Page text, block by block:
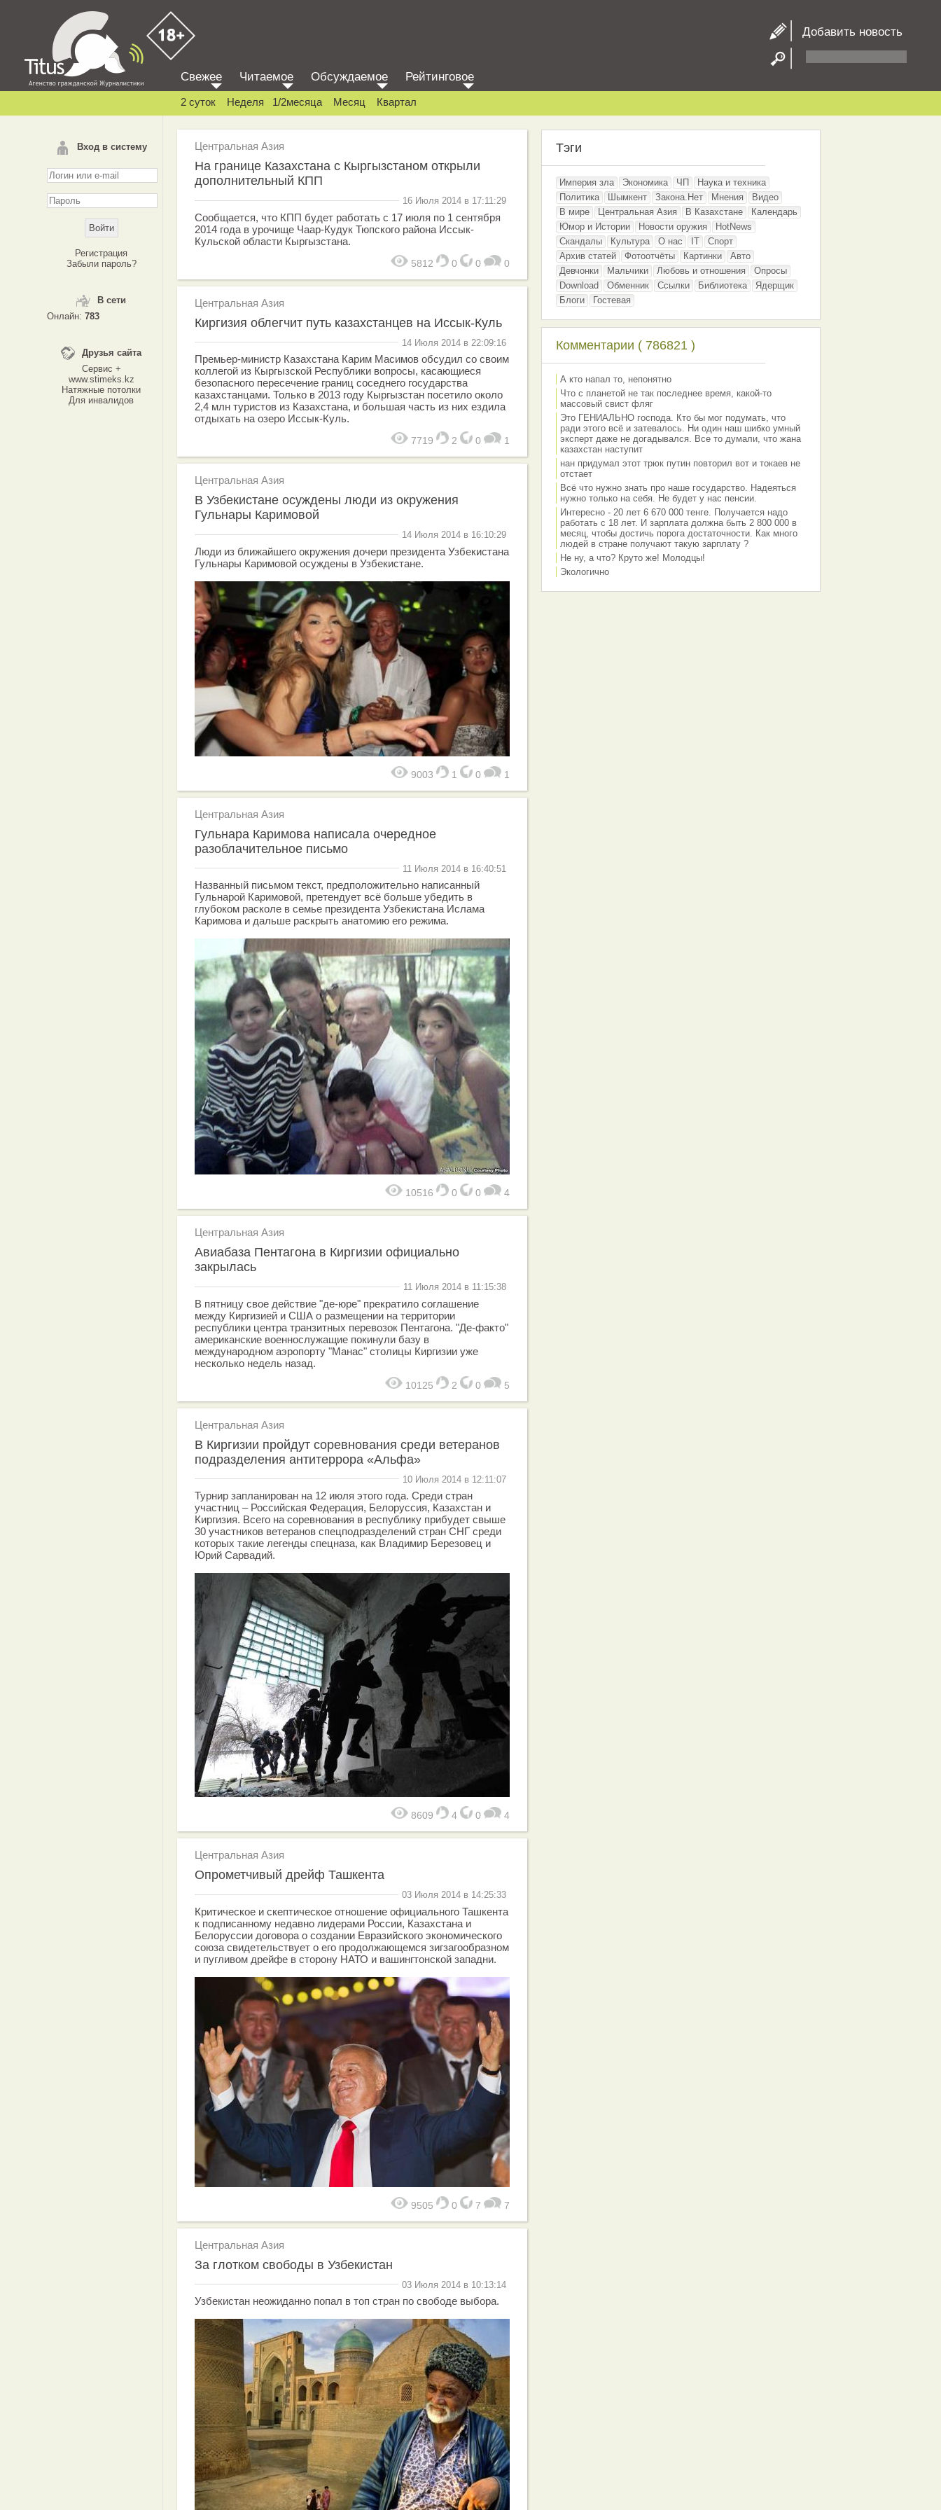
Добавить новость
Вход в систему
Регистрация
Забыли пароль?
В сети
Онлайн: 783
Друзья сайта
Сервис +
www.stimeks.kz
Натяжные потолки
Для инвалидов
Свежее Читаемое Обсуждаемое Рейтинговое
2 суток Неделя 1/2месяца Месяц Квартал
Центральная Азия
На границе Казахстана с Кыргызстаном открыли
дополнительный КПП
16 Июля 2014 в 17:11:29
Сообщается, что КПП будет работать с 17 июля по 1 сентября
2014 года в урочище Чаар-Кудук Тюпского района Иссык-
Кульской области Кыргызстана.
5812 0 0 0
Центральная Азия
Киргизия облегчит путь казахстанцев на Иссык-Куль
14 Июля 2014 в 22:09:16
Премьер-министр Казахстана Карим Масимов обсудил со своим
коллегой из Кыргызской Республики вопросы, касающиеся
безопасного пересечение границ соседнего государства
казахстанцами. Только в 2013 году Кыргызстан посетило около
2,4 млн туристов из Казахстана, и большая часть из них ездила
отдыхать на озеро Иссык-Куль.
7719 2 0 1
Центральная Азия
В Узбекистане осуждены люди из окружения
Гульнары Каримовой
14 Июля 2014 в 16:10:29
Люди из ближайшего окружения дочери президента Узбекистана
Гульнары Каримовой осуждены в Узбекистане.
9003 1 0 1
Центральная Азия
Гульнара Каримова написала очередное
разоблачительное письмо
11 Июля 2014 в 16:40:51
Названный письмом текст, предположительно написанный
Гульнарой Каримовой, претендует всё больше убедить в
глубоком расколе в семье президента Узбекистана Ислама
Каримова и дальше раскрыть анатомию его режима.
10516 0 0 4
Центральная Азия
Авиабаза Пентагона в Киргизии официально
закрылась
11 Июля 2014 в 11:15:38
В пятницу свое действие "де-юре" прекратило соглашение
между Киргизией и США о размещении на территории
республики центра транзитных перевозок Пентагона. "Де-факто"
американские военнослужащие покинули базу в
международном аэропорту "Манас" столицы Киргизии уже
несколько недель назад.
10125 2 0 5
Центральная Азия
В Киргизии пройдут соревнования среди ветеранов
подразделения антитеррора «Альфа»
10 Июля 2014 в 12:11:07
Турнир запланирован на 12 июля этого года. Среди стран
участниц – Российская Федерация, Белоруссия, Казахстан и
Киргизия. Всего на соревнования в республику прибудет свыше
30 участников ветеранов спецподразделений стран СНГ среди
которых такие легенды спецназа, как Владимир Березовец и
Юрий Сарвадий.
8609 4 0 4
Центральная Азия
Опрометчивый дрейф Ташкента
03 Июля 2014 в 14:25:33
Критическое и скептическое отношение официального Ташкента
к подписанному недавно лидерами России, Казахстана и
Белоруссии договора о создании Евразийского экономического
союза свидетельствует о его продолжающемся зигзагообразном
и пугливом дрейфе в сторону НАТО и вашингтонской западни.
9505 0 7 7
Центральная Азия
За глотком свободы в Узбекистан
03 Июля 2014 в 10:13:14
Узбекистан неожиданно попал в топ стран по свободе выбора.
Тэги
Империя зла Экономика ЧП
Наука и техника
Политика
Шымкент Закона.Нет Мнения
Видео
В мире
Центральная Азия В Казахстане
Календарь
Юмор и Истории
Новости оружия
HotNews
Скандалы
Культура О нас IT
Спорт
Архив статей
Фотоотчёты Картинки
Авто
Девчонки
Мальчики Любовь и отношения
Опросы
Download
Обменник Ссылки Библиотека
Ядерщик
Блоги
Гостевая
Комментарии ( 786821 )
А кто напал то, непонятно
Что с планетой не так последнее время, какой-то
массовый свист фляг
Это ГЕНИАЛЬНО господа. Кто бы мог подумать, что
ради этого всё и затевалось. Ни один наш шибко умный
эксперт даже не догадывался. Все то думали, что жана
казахстан наступит
нан придумал этот трюк путин повторил вот и токаев не
отстает
Всё что нужно знать про наше государство. Надеяться
нужно только на себя. Не будет у нас пенсии.
Интересно - 20 лет 6 670 000 тенге. Получается надо
работать с 18 лет. И зарплата должна быть 2 800 000 в
месяц, чтобы достичь порога достаточности. Как много
людей в стране получают такую зарплату ?
Не ну, а что? Круто же! Молодцы!
Экологично